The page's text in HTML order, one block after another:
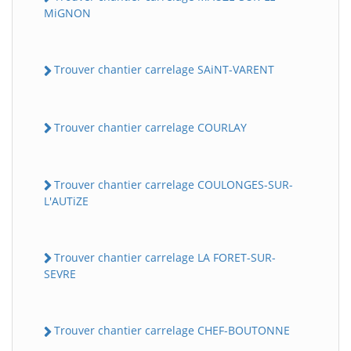
MiGNON
Trouver chantier carrelage SAiNT-VARENT
Trouver chantier carrelage COURLAY
Trouver chantier carrelage COULONGES-SUR-
L'AUTiZE
Trouver chantier carrelage LA FORET-SUR-
SEVRE
Trouver chantier carrelage CHEF-BOUTONNE